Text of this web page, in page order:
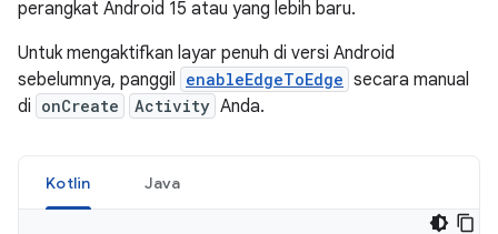
perangkat Android 15 atau yang lebih baru.
Untuk mengaktifkan layar penuh di versi Android
sebelumnya, panggil
enableEdgeToEdge secara manual
di onCreate Activity Anda.
Kotlin Java